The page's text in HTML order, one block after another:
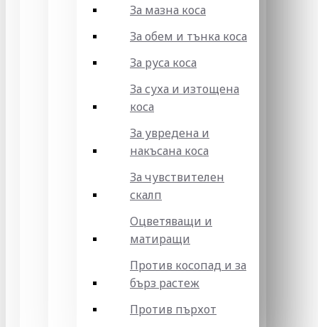
За мазна коса
За обем и тънка коса
За руса коса
За суха и изтощена
коса
За увредена и
накъсана коса
За чувствителен
скалп
Оцветяващи и
матиращи
Против косопад и за
бърз растеж
Против пърхот